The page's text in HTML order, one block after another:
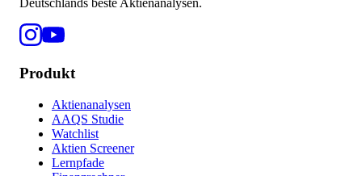
Deutschlands beste Aktienanalysen.
Produkt
Aktienanalysen
AAQS Studie
Watchlist
Aktien Screener
Lernpfade